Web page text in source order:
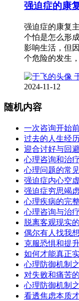
强迫症的康
强迫症的康复
个怕是怎么形
影响生活，但
个危险的发生
2024-11-12
随机内容
一次咨询开始
过去的人生经
迎合讨好与回
心理咨询和治
心理问题的常
强迫症内心空
强迫症穷思竭
心理疾病的完
心理咨询与治
脱离客观现实
偶尔有人找我
克服恐惧和提
如何才能真正
心理防御机制
对失败和痛苦
心理防御机制
看透焦虑本质